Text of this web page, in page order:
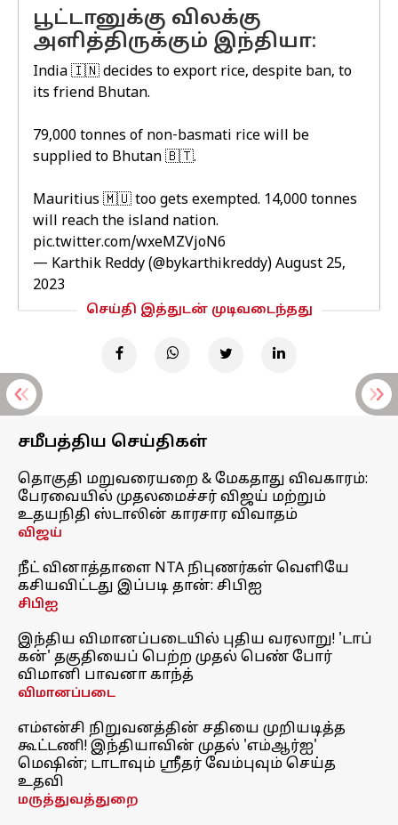
பூட்டானுக்கு விலக்கு
அளித்திருக்கும் இந்தியா:
India 🇮🇳 decides to export rice, despite ban, to
its friend Bhutan.
79,000 tonnes of non-basmati rice will be
supplied to Bhutan 🇧🇹.
Mauritius 🇲🇺 too gets exempted. 14,000 tonnes
will reach the island nation.
pic.twitter.com/wxeMZVjoN6
— Karthik Reddy (@bykarthikreddy) August 25,
2023
செய்தி இத்துடன் முடிவடைந்தது
சமீபத்திய செய்திகள்
தொகுதி மறுவரையறை & மேகதாது விவகாரம்:
பேரவையில் முதலமைச்சர் விஜய் மற்றும்
உதயநிதி ஸ்டாலின் காரசார விவாதம்
விஜய்
நீட் வினாத்தாளை NTA நிபுணர்கள் வெளியே
கசியவிட்டது இப்படி தான்: சிபிஐ
சிபிஐ
இந்திய விமானப்படையில் புதிய வரலாறு! 'டாப்
கன்' தகுதியைப் பெற்ற முதல் பெண் போர்
விமானி பாவனா காந்த்
விமானப்படை
எம்என்சி நிறுவனத்தின் சதியை முறியடித்த
கூட்டணி! இந்தியாவின் முதல் 'எம்ஆர்ஐ'
மெஷின்; டாடாவும் ஸ்ரீதர் வேம்புவும் செய்த
உதவி
மருத்துவத்துறை